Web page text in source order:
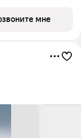
ставка 4% -
мне